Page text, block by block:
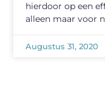
hierdoor op een
alleen maar voor
Augustus 31, 2020